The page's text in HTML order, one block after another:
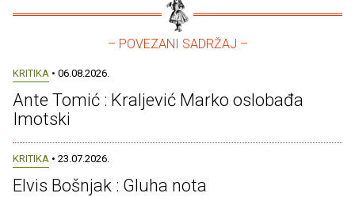
– POVEZANI SADRŽAJ –
KRITIKA • 06.08.2026.
Ante Tomić : Kraljević Marko oslobađa
Imotski
KRITIKA • 23.07.2026.
Elvis Bošnjak : Gluha nota